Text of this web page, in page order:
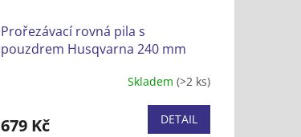
Prořezávací rovná pila s
pouzdrem Husqvarna 240 mm
Skladem (>2 ks)
679 Kč DETAIL